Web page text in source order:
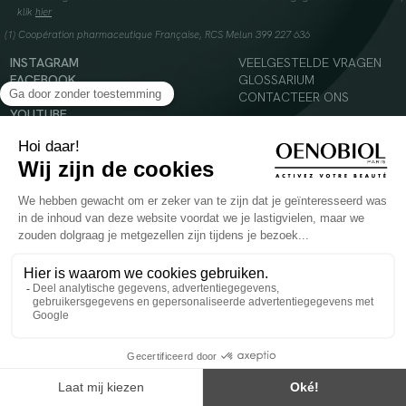
klik hier
(1) Coopération pharmaceutique Française, RCS Melun 399 227 636
INSTAGRAM
FACEBOOK
TIKTOK
YOUTUBE
VEELGESTELDE VRAGEN
GLOSSARIUM
CONTACTEER ONS
Voedingssupplement dat moet worden geconsumeerd als onderdeel van een gevarieerde,
evenwichtige voeding en een gezonde levensstijl. Aanbevolen dagelijkse dosis niet
overschrijden. Enkel voor volwassenen, buiten het bereik van kinderen houden.